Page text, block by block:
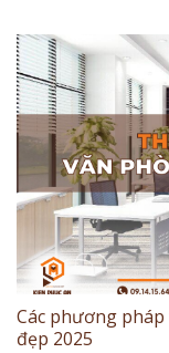
Các phương
đẹp 2025